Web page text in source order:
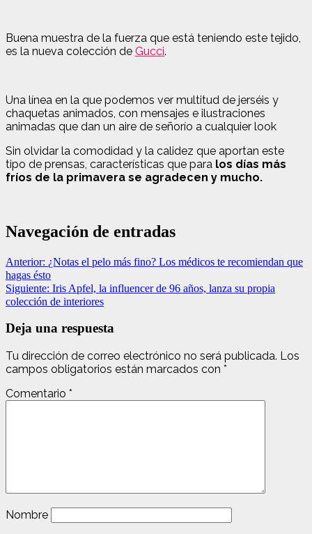
Buena muestra de la fuerza que está teniendo este tejido,
es la nueva colección de Gucci.
Una línea en la que podemos ver multitud de jerséis y
chaquetas animados, con mensajes e ilustraciones
animadas que dan un aire de señorío a cualquier look
Sin olvidar la comodidad y la calidez que aportan este
tipo de prensas, características que para los días más
fríos de la primavera se agradecen y mucho.
Navegación de entradas
Anterior: ¿Notas el pelo más fino? Los médicos te recomiendan que
hagas ésto
Siguiente: Iris Apfel, la influencer de 96 años, lanza su propia
colección de interiores
Deja una respuesta
Tu dirección de correo electrónico no será publicada. Los
campos obligatorios están marcados con *
Comentario *
Nombre